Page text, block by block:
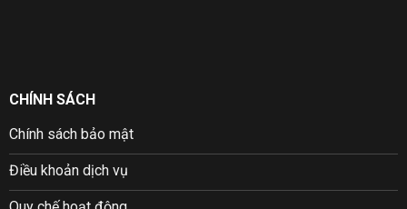
CHÍNH SÁCH
Chính sách bảo mật
Điều khoản dịch vụ